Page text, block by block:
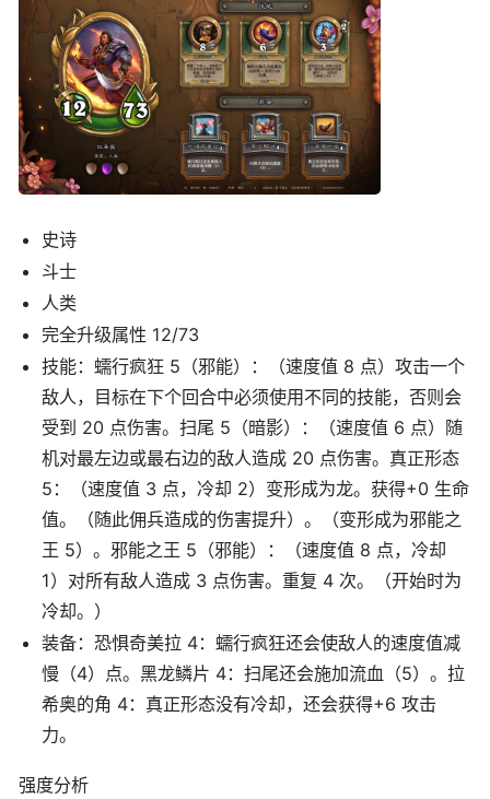
史诗
斗士
人类
完全升级属性 12/73
技能：蠕行疯狂 5（邪能）：（速度值 8 点）攻击一个
敌人，目标在下个回合中必须使用不同的技能，否则会
受到 20 点伤害。扫尾 5（暗影）：（速度值 6 点）随
机对最左边或最右边的敌人造成 20 点伤害。真正形态
5：（速度值 3 点，冷却 2）变形成为龙。获得+0 生命
值。（随此佣兵造成的伤害提升）。（变形成为邪能之
王 5）。邪能之王 5（邪能）：（速度值 8 点，冷却
1）对所有敌人造成 3 点伤害。重复 4 次。（开始时为
冷却。）
装备：恐惧奇美拉 4：蠕行疯狂还会使敌人的速度值减
慢（4）点。黑龙鳞片 4：扫尾还会施加流血（5）。拉
希奥的角 4：真正形态没有冷却，还会获得+6 攻击
力。
强度分析